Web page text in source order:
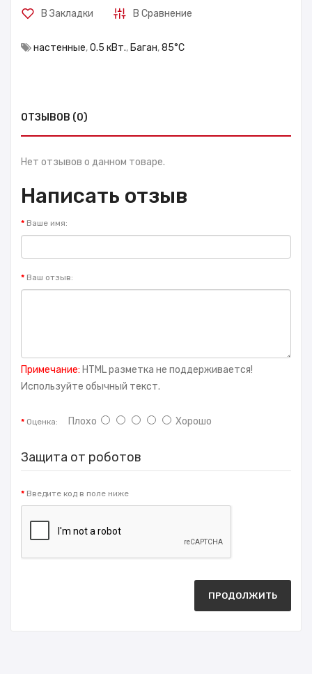
В Закладки В Сравнение
настенные,0.5 кВт., Баган,85°С
ОТЗЫВОВ (0)
Нет отзывов о данном товаре.
Написать отзыв
Ваше имя:
Ваш отзыв:
Примечание: HTML разметка не поддерживается!
Используйте обычный текст.
Оценка: Плохо Хорошо
Защита от роботов
Введите код в поле ниже
ПРОДОЛЖИТЬ